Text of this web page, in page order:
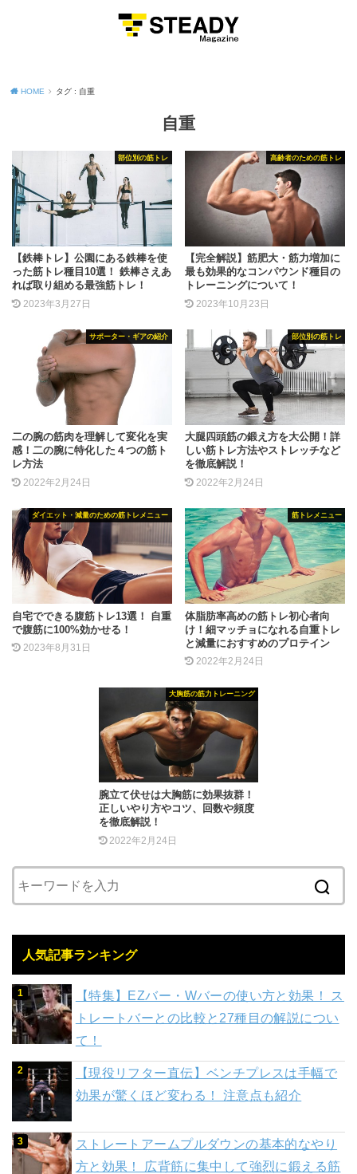
HOME タグ : 自重
自重
部位別の筋トレ
【鉄棒トレ】公園にある鉄棒を使
った筋トレ種目10選！ 鉄棒さえあ
れば取り組める最強筋トレ！
2023年3月27日
高齢者のための筋トレ
【完全解説】筋肥大・筋力増加に
最も効果的なコンパウンド種目の
トレーニングについて！
2023年10月23日
サポーター・ギアの紹介
二の腕の筋肉を理解して変化を実
感！二の腕に特化した４つの筋ト
レ方法
2022年2月24日
部位別の筋トレ
大腿四頭筋の鍛え方を大公開！詳
しい筋トレ方法やストレッチなど
を徹底解説！
2022年2月24日
ダイエット・減量のための筋トレメニュー
自宅でできる腹筋トレ13選！ 自重
で腹筋に100%効かせる！
2023年8月31日
筋トレメニュー
体脂肪率高めの筋トレ初心者向
け！細マッチョになれる自重トレ
と減量におすすめのプロテイン
2022年2月24日
大胸筋の筋力トレーニング
腕立て伏せは大胸筋に効果抜群！
正しいやり方やコツ、回数や頻度
を徹底解説！
2022年2月24日
人気記事ランキング
【特集】EZバー・Wバーの使い方と効果！ ス
トレートバーとの比較と27種目の解説につい
て！
【現役リフター直伝】ベンチプレスは手幅で
効果が驚くほど変わる！ 注意点も紹介
ストレートアームプルダウンの基本的なやり
方と効果！ 広背筋に集中して強烈に鍛える筋